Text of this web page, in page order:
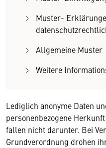
Muster-
Allgemeine Muster
Weitere
Lediglich anonyme Daten
personenbezogene
fallen nicht darunter. Bei
Grundverordnung drohen